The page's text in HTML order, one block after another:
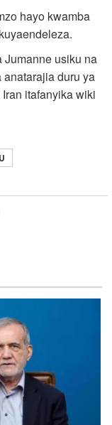
hayo kwamba
usiku na
duru ya
itafanyika wiki